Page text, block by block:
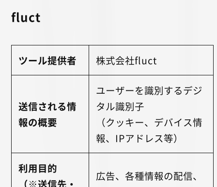
fluct
ツール提供者 株式会社fluct
送信される情
報の概要
ユーザーを識別するデジ
タル識別子
（クッキー、デバイス情
報、IPアドレス等）
利用目的
（※送信先・
広告、各種情報の配信、